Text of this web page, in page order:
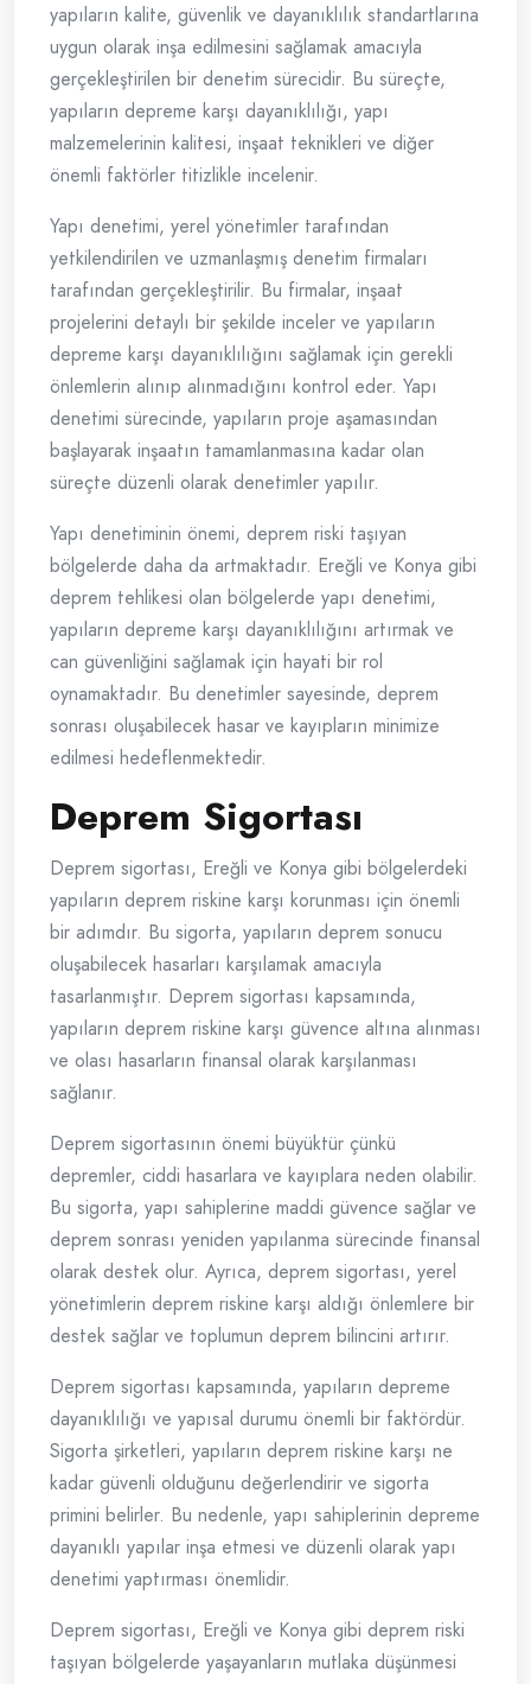
yapıların kalite, güvenlik ve dayanıklılık standartlarına
uygun olarak inşa edilmesini sağlamak amacıyla
gerçekleştirilen bir denetim sürecidir. Bu süreçte,
yapıların depreme karşı dayanıklılığı, yapı
malzemelerinin kalitesi, inşaat teknikleri ve diğer
önemli faktörler titizlikle incelenir.
Yapı denetimi, yerel yönetimler tarafından
yetkilendirilen ve uzmanlaşmış denetim firmaları
tarafından gerçekleştirilir. Bu firmalar, inşaat
projelerini detaylı bir şekilde inceler ve yapıların
depreme karşı dayanıklılığını sağlamak için gerekli
önlemlerin alınıp alınmadığını kontrol eder. Yapı
denetimi sürecinde, yapıların proje aşamasından
başlayarak inşaatın tamamlanmasına kadar olan
süreçte düzenli olarak denetimler yapılır.
Yapı denetiminin önemi, deprem riski taşıyan
bölgelerde daha da artmaktadır. Ereğli ve Konya gibi
deprem tehlikesi olan bölgelerde yapı denetimi,
yapıların depreme karşı dayanıklılığını artırmak ve
can güvenliğini sağlamak için hayati bir rol
oynamaktadır. Bu denetimler sayesinde, deprem
sonrası oluşabilecek hasar ve kayıpların minimize
edilmesi hedeflenmektedir.
Deprem Sigortası
Deprem sigortası, Ereğli ve Konya gibi bölgelerdeki
yapıların deprem riskine karşı korunması için önemli
bir adımdır. Bu sigorta, yapıların deprem sonucu
oluşabilecek hasarları karşılamak amacıyla
tasarlanmıştır. Deprem sigortası kapsamında,
yapıların deprem riskine karşı güvence altına alınması
ve olası hasarların finansal olarak karşılanması
sağlanır.
Deprem sigortasının önemi büyüktür çünkü
depremler, ciddi hasarlara ve kayıplara neden olabilir.
Bu sigorta, yapı sahiplerine maddi güvence sağlar ve
deprem sonrası yeniden yapılanma sürecinde finansal
olarak destek olur. Ayrıca, deprem sigortası, yerel
yönetimlerin deprem riskine karşı aldığı önlemlere bir
destek sağlar ve toplumun deprem bilincini artırır.
Deprem sigortası kapsamında, yapıların depreme
dayanıklılığı ve yapısal durumu önemli bir faktördür.
Sigorta şirketleri, yapıların deprem riskine karşı ne
kadar güvenli olduğunu değerlendirir ve sigorta
primini belirler. Bu nedenle, yapı sahiplerinin depreme
dayanıklı yapılar inşa etmesi ve düzenli olarak yapı
denetimi yaptırması önemlidir.
Deprem sigortası, Ereğli ve Konya gibi deprem riski
taşıyan bölgelerde yaşayanların mutlaka düşünmesi